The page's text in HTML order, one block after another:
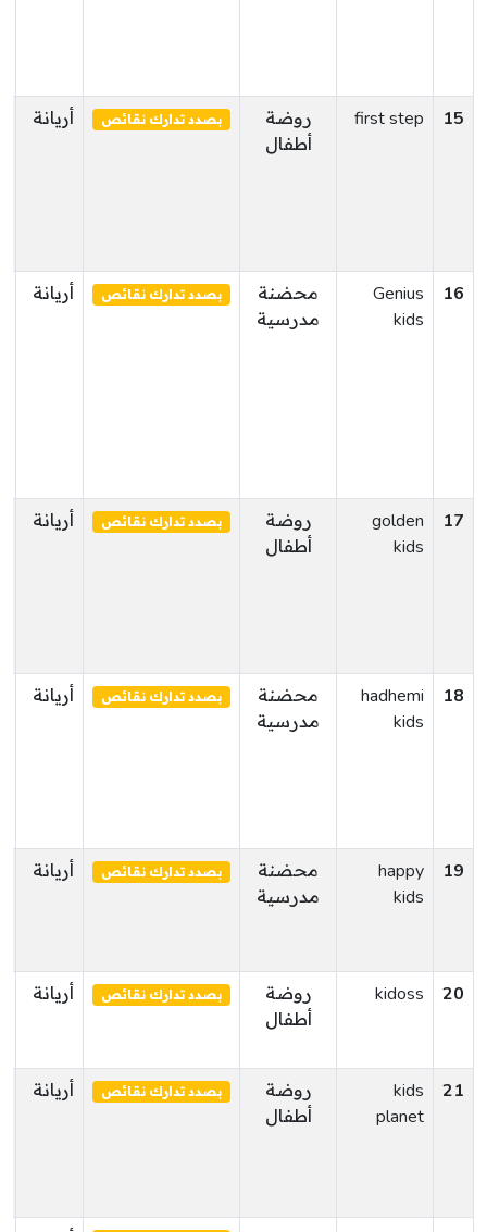
15
first step
روضة
أطفال
بصدد تدارك نقائص أريانة
16
Genius
kids
محضنة
مدرسية
بصدد تدارك نقائص أريانة
17
golden
kids
روضة
أطفال
بصدد تدارك نقائص أريانة
18
hadhemi
kids
محضنة
مدرسية
بصدد تدارك نقائص أريانة
19
happy
kids
محضنة
مدرسية
بصدد تدارك نقائص أريانة
20
kidoss
روضة
أطفال
بصدد تدارك نقائص أريانة
21
kids
planet
روضة
أطفال
بصدد تدارك نقائص أريانة